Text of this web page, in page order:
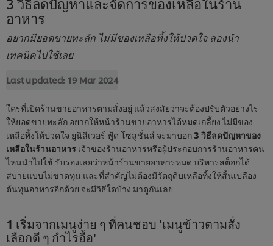
อาหาร
อยากมียอดขายทะลัก ไม่มีของเหลือทิ้งให้ปวดใจ ลองนำ
เทคนิคไปใช้เลย
Last updated: 19 Mar 2024
ใครที่เปิดร้านขายอาหารตามสั่งอยู่ แล้วสงสัยว่าจะต้องปรับตัวอย่างไร
ให้ยอดขายทะลัก อยากให้หน้าร้านขายอาหารได้หมดเกลี้ยง ไม่มีของ
เหลือทิ้งให้ปวดใจ ยูนิลีเวอร์ ฟู้ด โซลูชั่นส์ จะมาบอก 3 วิธีลดปัญหาของ
เหลือในร้านอาหาร เจ้าของร้านอาหารหรือผู้ประกอบการร้านอาหารคน
ไหนนำไปใช้ รับรองเลยว่าหน้าร้านขายอาหารหมด บริหารสต็อกได้
สบายแบบไม่ขาดทุน และที่สำคัญไม่ต้องมีวัตถุดิบเหลือทิ้งให้สิ้นเปลือง
ต้นทุนอาหารอีกด้วย จะมีวิธีใดบ้าง มาดูกันเลย
1 เริ่มจากเมนูง่าย ๆ ที่คนชอบ 'เมนูข้าวตามสั่ง
เลือกดี ๆ กำไรอื้อ'